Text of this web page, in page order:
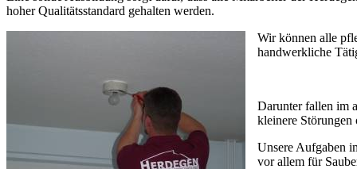
hoher Qualitätsstandard gehalten werden.
Wir können alle
handwerkliche
Darunter fallen im
kleinere Störungen
Unsere Aufgaben
vor allem für